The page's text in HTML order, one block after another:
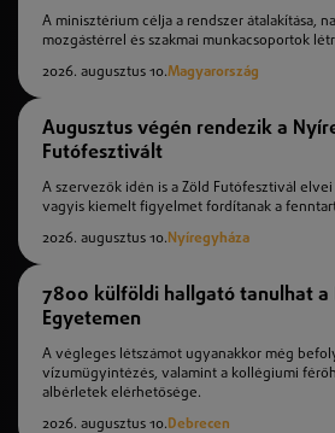
A minisztérium célja a rendszer átalakítása,
mozgástérrel és szakmai munkacsoportok
2026. augusztus 10.Magyarország
Augusztus végén rendezik a
Futófesztivált
A szervezők idén is a Zöld Futófesztivál
vagyis kiemelt figyelmet fordítanak a
2026. augusztus 10. Nyíregyháza
7800 külföldi hallgató tanulhat a
Egyetemen
A végleges létszámot ugyanakkor még
vízumügyintézés, valamint a kollégiumi
albérletek elérhetősége.
2026. augusztus 10.Debrecen